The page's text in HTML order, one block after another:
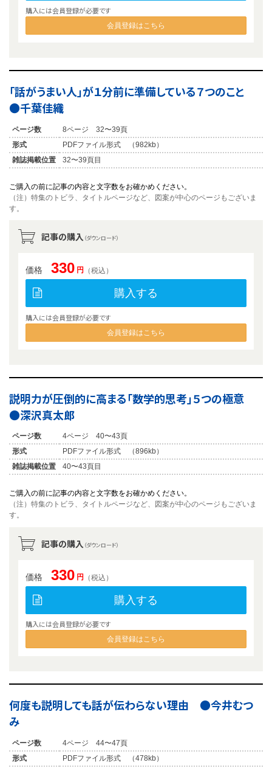
購入には会員登録が必要です
会員登録はこちら
「話がうまい人」が１分前に準備している７つのこと
●千葉佳織
ページ数
8ページ 32〜39頁
形式
PDFファイル形式 （982kb）
雑誌掲載位置
32〜39頁目
ご購入の前に記事の内容と文字数をお確かめください。
（注）特集のトビラ、タイトルページなど、図案が中心のページもございま
す。
記事の購入 （ダウンロード）
価格 330 円 （税込）
購入する
購入には会員登録が必要です
会員登録はこちら
説明力が圧倒的に高まる「数学的思考」５つの極意
●深沢真太郎
ページ数
4ページ 40〜43頁
形式
PDFファイル形式 （896kb）
雑誌掲載位置
40〜43頁目
ご購入の前に記事の内容と文字数をお確かめください。
（注）特集のトビラ、タイトルページなど、図案が中心のページもございま
す。
記事の購入 （ダウンロード）
価格 330 円 （税込）
購入する
購入には会員登録が必要です
会員登録はこちら
何度も説明しても話が伝わらない理由 ●今井むつ
み
ページ数
4ページ 44〜47頁
形式
PDFファイル形式 （478kb）